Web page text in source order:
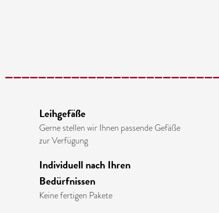
Leihgefäße
Gerne stellen wir Ihnen passende Gefäße
zur Verfügung
Individuell nach Ihren
Bedürfnissen
Keine fertigen Pakete